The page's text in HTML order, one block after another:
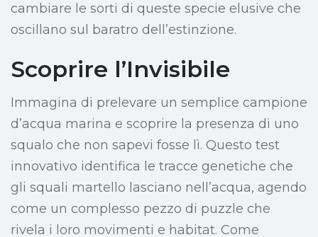
cambiare le sorti di queste specie elusive che
oscillano sul baratro dell’estinzione.
Scoprire l’Invisibile
Immagina di prelevare un semplice campione
d’acqua marina e scoprire la presenza di uno
squalo che non sapevi fosse lì. Questo test
innovativo identifica le tracce genetiche che
gli squali martello lasciano nell’acqua, agendo
come un complesso pezzo di puzzle che
rivela i loro movimenti e habitat. Come